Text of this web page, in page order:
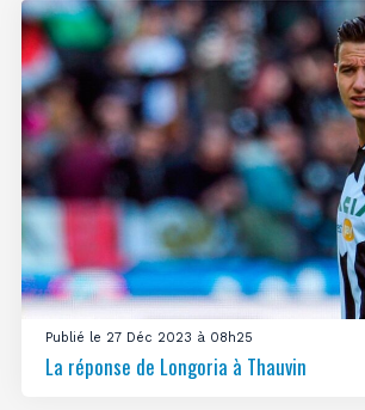
Publié le 27 Déc 2023 à 08h25
La réponse de Longoria à Thauvin